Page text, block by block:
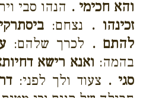
והא חכימי . הנהו סבי
זכינהו . נצחם:
להתם . לכרך שלהם:
בהמה: ואנא רישא
סגי . צעוד ולך לפני: